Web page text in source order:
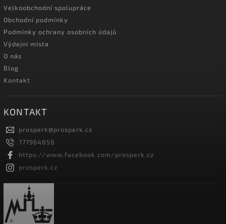
Velkoobchodní spolupráce
Obchodní podmínky
Podmínky ochrany osobních údajů
Výdejní místa
O nás
Blog
Kontakt
KONTAKT
prosperk@prosperk.cz
777964858
https://www.facebook.com/prosperk.cz
prosperk.cz